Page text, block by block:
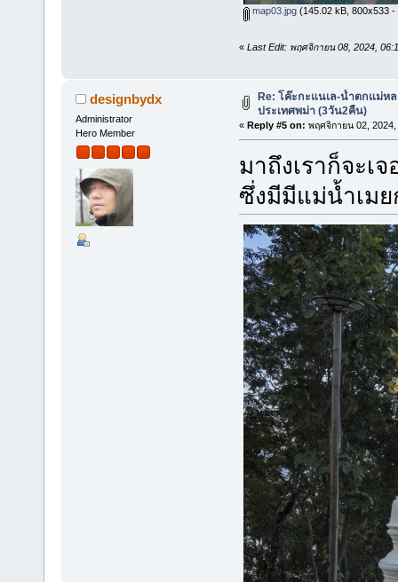
map03.jpg(145.02 kB, 800x533 -
« Last Edit: พฤศจิกายน 08, 2024,
designbydx
Administrator
Hero Member
Re: โค๊ะกะแนเล-น้ำตกแม่หล
ประเทศพม่า (3วัน2คืน)
« Reply #5 on: พฤศจิกายน 02, 2024,
มาถึงเราก็จะเ
ซึ่งมีมีแม่น้ำเม